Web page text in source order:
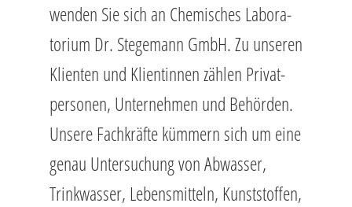
wen­den Sie sich an Che­mi­sches La­bo­ra­
to­ri­um Dr. Ste­ge­mann GmbH. Zu un­se­ren
Kli­en­ten und Kli­en­tin­nen zäh­len Pri­vat­
per­so­nen, Un­ter­neh­men und Be­hör­den.
Un­se­re Fach­kräf­te küm­mern sich um eine
genau Un­ter­su­chung von Ab­was­ser,
Trink­was­ser, Le­bens­mit­teln, Kunst­stof­fen,